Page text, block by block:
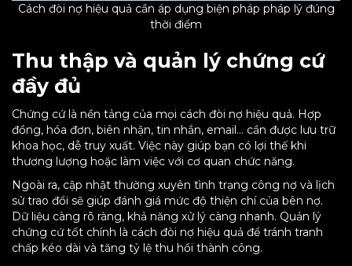
Cách đòi nợ hiệu quả cần áp dụng biện pháp pháp lý đúng
thời điểm
Thu thập và quản lý chứng cứ
đầy đủ
Chứng cứ là nền tảng của mọi cách đòi nợ hiệu quả. Hợp
đồng, hóa đơn, biên nhận, tin nhắn, email… cần được lưu trữ
khoa học, dễ truy xuất. Việc này giúp bạn có lợi thế khi
thương lượng hoặc làm việc với cơ quan chức năng.
Ngoài ra, cập nhật thường xuyên tình trạng công nợ và lịch
sử trao đổi sẽ giúp đánh giá mức độ thiện chí của bên nợ.
Dữ liệu càng rõ ràng, khả năng xử lý càng nhanh. Quản lý
chứng cứ tốt chính là cách đòi nợ hiệu quả để tránh tranh
chấp kéo dài và tăng tỷ lệ thu hồi thành công.